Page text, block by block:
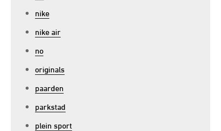
nike
nike air
no
originals
paarden
parkstad
plein sport